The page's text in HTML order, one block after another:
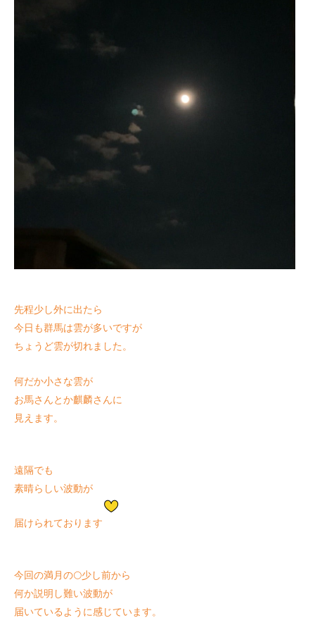
先程少し外に出たら
今日も群馬は雲が多いですが
ちょうど雲が切れました。
何だか小さな雲が
お馬さんとか麒麟さんに
見えます。
遠隔でも
素晴らしい波動が
届けられております
今回の満月の🌕少し前から
何か説明し難い波動が
届いているように感じています。